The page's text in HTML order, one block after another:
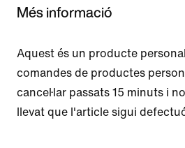
Més informació
Aquest és un producte
comandes de productes
cancel·lar passats 15 minuts i
llevat que l'article sigui